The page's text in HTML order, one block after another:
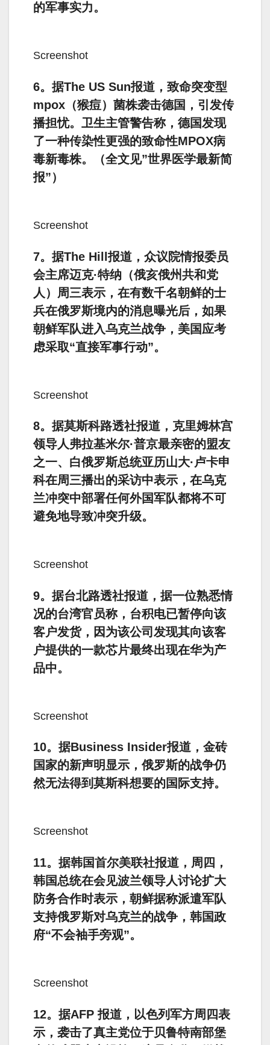
的军事实力。
Screenshot
6。据The US Sun报道，致命突变型
mpox（猴痘）菌株袭击德国，引发传
播担忧。卫生主管警告称，德国发现
了一种传染性更强的致命性MPOX病
毒新毒株。（全文见”世界医学最新简
报”）
Screenshot
7。据The Hill报道，众议院情报委员
会主席迈克·特纳（俄亥俄州共和党
人）周三表示，在有数千名朝鲜的士
兵在俄罗斯境内的消息曝光后，如果
朝鲜军队进入乌克兰战争，美国应考
虑采取“直接军事行动”。
Screenshot
8。据莫斯科路透社报道，克里姆林宫
领导人弗拉基米尔·普京最亲密的盟友
之一、白俄罗斯总统亚历山大·卢卡申
科在周三播出的采访中表示，在乌克
兰冲突中部署任何外国军队都将不可
避免地导致冲突升级。
Screenshot
9。据台北路透社报道，据一位熟悉情
况的台湾官员称，台积电已暂停向该
客户发货，因为该公司发现其向该客
户提供的一款芯片最终出现在华为产
品中。
Screenshot
10。据Business Insider报道，金砖
国家的新声明显示，俄罗斯的战争仍
然无法得到莫斯科想要的国际支持。
Screenshot
11。据韩国首尔美联社报道，周四，
韩国总统在会见波兰领导人讨论扩大
防务合作时表示，朝鲜据称派遣军队
支持俄罗斯对乌克兰的战争，韩国政
府“不会袖手旁观”。
Screenshot
12。据AFP 报道，以色列军方周四表
示，袭击了真主党位于贝鲁特南部堡